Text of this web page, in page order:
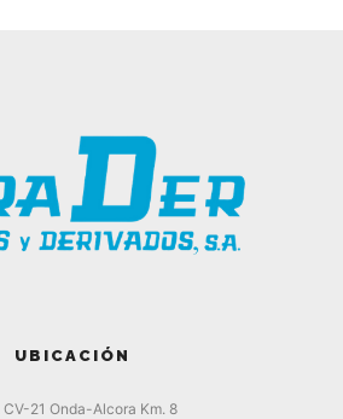
UBICACIÓN
CV-21 Onda-Alcora Km. 8